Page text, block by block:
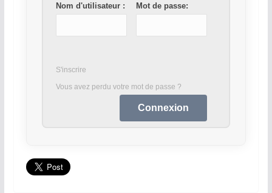
Nom d'utilisateur : Mot de passe:
S'inscrire
Vous avez perdu votre mot de passe ?